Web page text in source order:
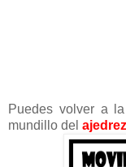
Puedes volver a
mundillo del ajedrez